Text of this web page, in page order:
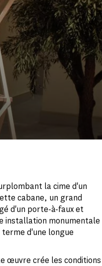
la cime d'un
cabane, un grand
d'un porte-à-faux et
installation monumentale
d'une longue
œuvre crée les conditions